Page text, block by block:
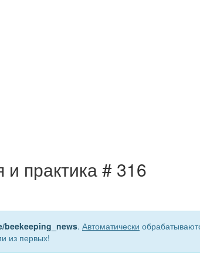
и практика # 316
beekeeping_news. Автоматически
из первых!